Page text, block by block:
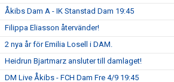
Åkibs Dam A - IK Stanstad Dam 19:45
Filippa Eliasson återvänder!
2 nya år för Emilia Losell i DAM.
Heidrun Bjartmarz ansluter till damlaget!
DM Live Åkibs - FCH Dam Fre 4/9 19:45